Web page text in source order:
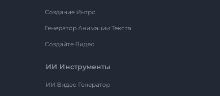
Создание Интро
Генератор Анимации Текста
Создайте Видео
ИИ Инструменты
ИИ Видео Генератор